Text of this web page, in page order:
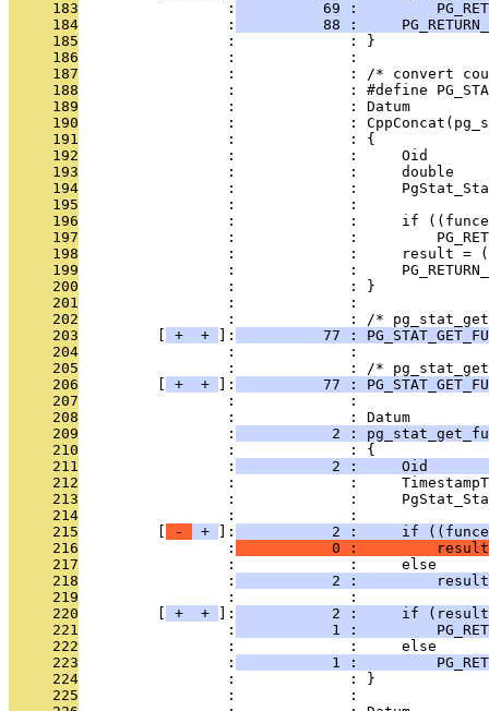
     183
                 :
69 :
     184
                 :
88 :
     185
                 :             : }
     186
                 :             :
     187
:             : /* convert
     188
:             : #define
     189
:             : Datum
     190
:             :
     191
:             : {
     192
:             :     Oid
     193
:             :     double
     194
:             :
     195
:             :
     196
:             :     if
     197
:             :
     198
:             :     result =
     199
:             :
     200
                 :             : }
     201
                 :             :
     202
:             : /*
     203
+ + ]:
77 :
     204
                 :             :
     205
:             : /*
     206
+ + ]:
77 :
     207
                 :             :
     208
                 :             : Datum
     209
                 :
2 :
     210
                 :             : {
     211
                 :
2 :     Oid
     212
:             :
     213
:             :
     214
                 :             :
     215
- + ]:
2 :     if
     216
                 :
0 :
     217
                 :             :     else
     218
                 :
2 :
     219
                 :             :
     220
+ + ]:
2 :     if
     221
                 :
1 :
     222
                 :             :     else
     223
                 :
1 :
     224
                 :             : }
     225
                 :             :